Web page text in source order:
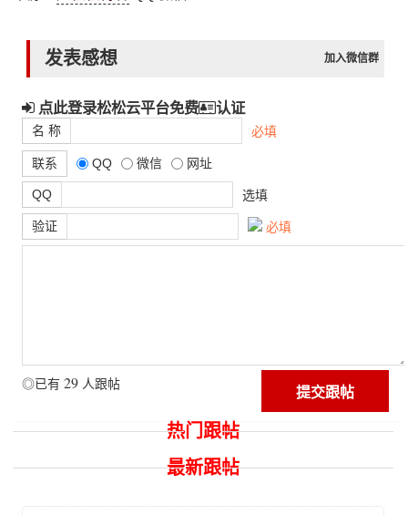
发表感想 加入微信群
点此登录松松云平台免费 认证
名 称 必填
联系 QQ 微信 网址
QQ 选填
验证 必填
◎已有 29 人跟帖
热门跟帖
最新跟帖